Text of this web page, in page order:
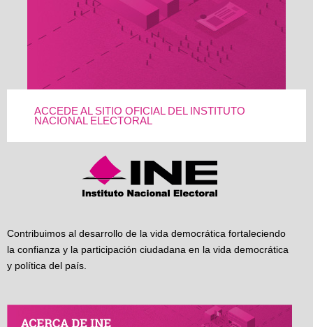
ACCEDE AL SITIO OFICIAL DEL INSTITUTO
NACIONAL ELECTORAL
Contribuimos al desarrollo de la vida democrática fortaleciendo
la confianza y la participación ciudadana en la vida democrática
y política del país.